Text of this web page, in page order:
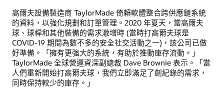
高爾夫設備製造商 TaylorMade 倚賴軟體整合跨供應鏈系統
的資料，以強化規劃和訂單管理。2020 年夏天，當高爾夫
球、球桿和其他裝備的需求激增時 (當時打高爾夫球是
COVID-19 期間為數不多的安全社交活動之一)，該公司已做
好準備。「擁有更強大的系統，有助於推動庫存流動。」
TaylorMade 全球營運資深副總裁 Dave Brownie 表示。「當
人們重新開始打高爾夫球，我們立即滿足了創紀錄的需求，
同時保持較少的庫存。」